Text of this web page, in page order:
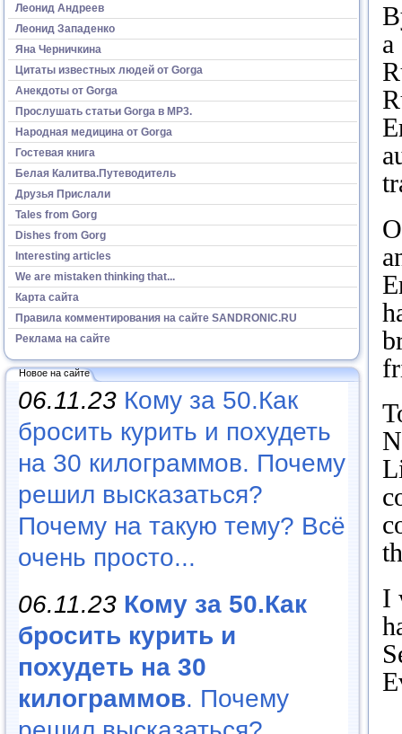
Леонид Андреев
Леонид Западенко
Яна Черничкина
Цитаты известных людей от Gorga
Анекдоты от Gorga
Прослушать статьи Gorga в МР3.
Народная медицина от Gorga
Гостевая книга
Белая Калитва.Путеводитель
Друзья Прислали
Tales from Gorg
Dishes from Gorg
Interesting articles
We are mistaken thinking that...
Карта сайта
Правила комментирования на сайте SANDRONIC.RU
Реклама на сайте
Новое на сайте
06.11.23 Кому за 50.Как
бросить курить и похудеть
на 30 килограммов. Почему
решил высказаться?
Почему на такую тему? Всё
очень просто...
06.11.23 Кому за 50.Как
бросить курить и
похудеть на 30
килограммов. Почему
I